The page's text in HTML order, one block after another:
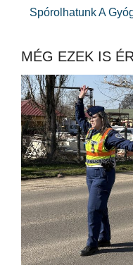
Spórolhatunk A
MÉG EZEK IS